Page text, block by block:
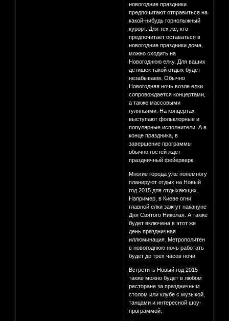
новогодние праздники
предпочитают отправиться на
какой-нибудь горнолыжный
курорт. Для тех же, кто
предпочитает оставаться в
новогодние праздники дома,
можно сходить на
Новогоднюю елку. Для ваших
детишек такой отдых будет
незабываем. Обычно
Новогодняя ночь возле елки
сопровождается концертами,
а также массовыми
гуляньями. На концертах
выступают фольклорные и
популярные исполнители. А в
конце праздника, в
завершение программы
обычно гостей ждет
праздничный фейерверк.
Многие города уже понемногу
планируют отдых на Новый
год 2015 для отдыхающих.
Например, в Киеве огни
главной елки зажгут накануне
Дня Святого Николая. А также
будет включена в этот же
день праздничная
иллюминация. Метрополитен
в новогоднюю ночь работать
будет до трех часов ночи.
Встретить Новый год 2015
также можно будет в любом
ресторане за праздничным
столом или клубе с музыкой,
танцами и интересной шоу-
программой.